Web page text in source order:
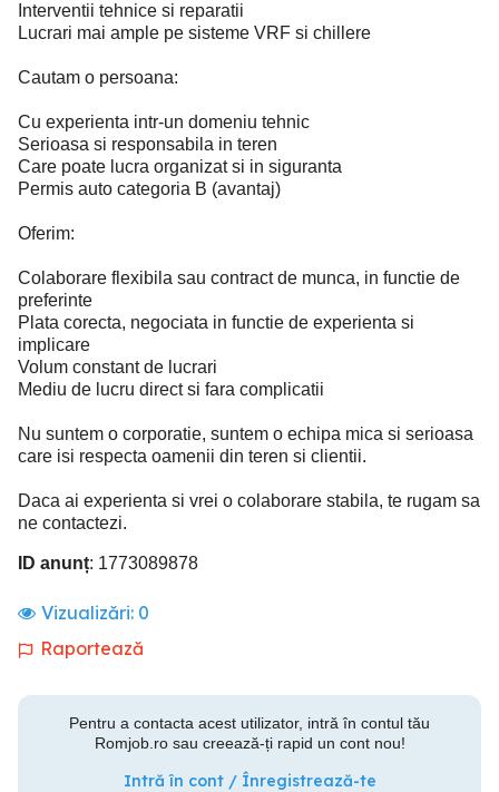
Interventii tehnice si reparatii
Lucrari mai ample pe sisteme VRF si chillere
Cautam o persoana:
Cu experienta intr-un domeniu tehnic
Serioasa si responsabila in teren
Care poate lucra organizat si in siguranta
Permis auto categoria B (avantaj)
Oferim:
Colaborare flexibila sau contract de munca, in functie de
preferinte
Plata corecta, negociata in functie de experienta si
implicare
Volum constant de lucrari
Mediu de lucru direct si fara complicatii
Nu suntem o corporatie, suntem o echipa mica si serioasa
care isi respecta oamenii din teren si clientii.
Daca ai experienta si vrei o colaborare stabila, te rugam sa
ne contactezi.
ID anunț: 1773089878
Vizualizări: 0
Raportează
Pentru a contacta acest utilizator, intră în contul tău
Romjob.ro sau creează-ți rapid un cont nou!
Intră în cont / Înregistrează-te